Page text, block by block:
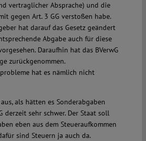
vertraglicher Absprache) und die
gegen Art. 3 GG verstoßen habe.
hat darauf das Gesetz geändert
Abgabe auch für diese
Daraufhin hat das BVerwG
zurückgenommen.
hat es nämlich nicht
als hätten es Sonderabgaben
derzeit sehr schwer. Der Staat soll
eben aus dem Steueraufkommen
sind Steuern ja auch da.